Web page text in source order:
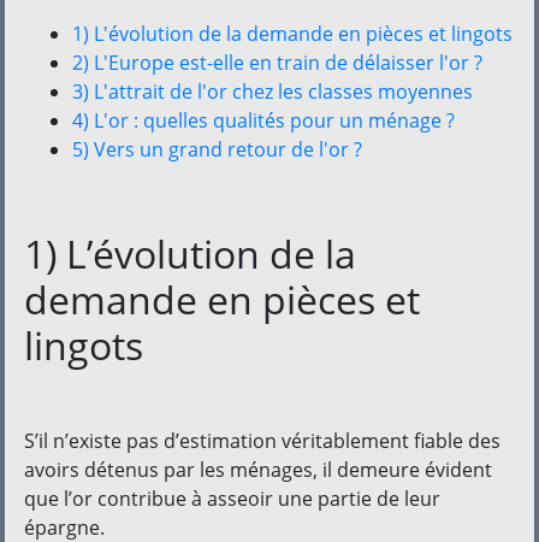
1) L'évolution de la demande en pièces et lingots
2) L'Europe est-elle en train de délaisser l'or ?
3) L'attrait de l'or chez les classes moyennes
4) L'or : quelles qualités pour un ménage ?
5) Vers un grand retour de l'or ?
1) L’évolution de la
demande en pièces et
lingots
S’il n’existe pas d’estimation véritablement fiable des
avoirs détenus par les ménages, il demeure évident
que l’or contribue à asseoir une partie de leur
épargne.